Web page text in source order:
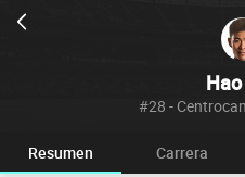
#28 -
Resumen Carrera